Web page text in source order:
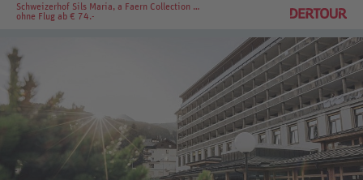
Schweizerhof Sils Maria, a Faern Collection Hotel
ohne Flug ab € 74.-